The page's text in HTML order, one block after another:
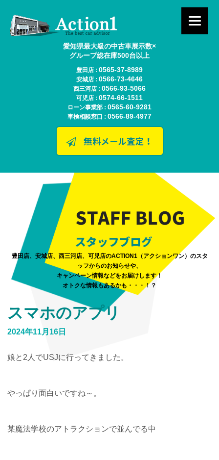
愛知県最大級の中古車展示数×
グループ総在庫500台以上
豊田店 : 0565-37-8989
安城店 : 0566-73-4646
西三河店 : 0566-93-5066
可児店 : 0574-66-1511
ローン事業部 : 0565-60-9281
車検相談窓口 : 0566-89-4977
豊田店、安城店、西三河店、可児店のACTION1（アクションワン）のスタ
ッフからのお知らせや、
キャンペーン情報などをお届けします！
オトクな情報もあるかも・・・！？
スマホのアプリ
2024年11月16日
娘と2人でUSJに行ってきました。
やっぱり面白いですね～。
某魔法学校のアトラクションで並んでる中